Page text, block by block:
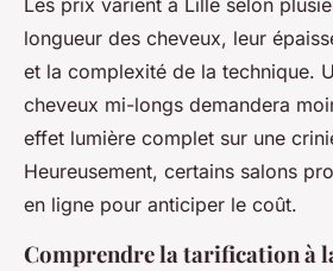
Les prix varient à Lille selon
longueur des cheveux, leur
et la complexité de la technique.
cheveux mi-longs demandera
effet lumière complet sur une
Heureusement, certains salons
en ligne pour anticiper le coût.
Comprendre la tarification à